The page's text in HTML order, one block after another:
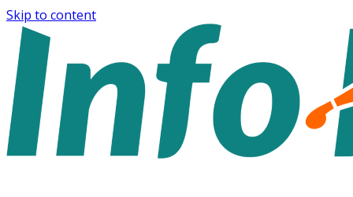
Skip to content